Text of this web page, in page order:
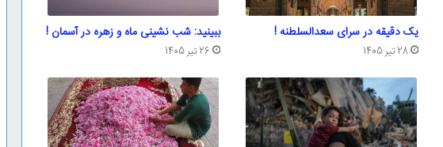
یک دقیقه در سرای سعدالسلطنه !
28 تیر 1405
ببینید: شب نشینی ماه و زهره در آسمان !
26 تیر 1405